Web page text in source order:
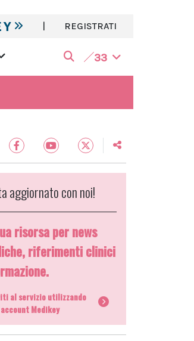
| REGISTRATI
33
aggiornato con noi!
risorsa per news
riferimenti clinici
al servizio utilizzando
Medikey